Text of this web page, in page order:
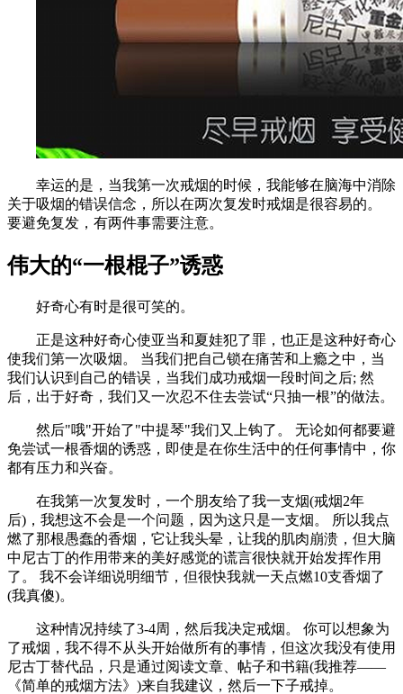
幸运的是，当我第一次戒烟的时候，我能够在脑海中消除
关于吸烟的错误信念，所以在两次复发时戒烟是很容易的。
要避免复发，有两件事需要注意。
伟大的“一根棍子”诱惑
好奇心有时是很可笑的。
正是这种好奇心使亚当和夏娃犯了罪，也正是这种好奇心
使我们第一次吸烟。 当我们把自己锁在痛苦和上瘾之中，当
我们认识到自己的错误，当我们成功戒烟一段时间之后; 然
后，出于好奇，我们又一次忍不住去尝试“只抽一根”的做法。
然后"哦"开始了"中提琴"我们又上钩了。 无论如何都要避
免尝试一根香烟的诱惑，即使是在你生活中的任何事情中，你
都有压力和兴奋。
在我第一次复发时，一个朋友给了我一支烟(戒烟2年
后)，我想这不会是一个问题，因为这只是一支烟。 所以我点
燃了那根愚蠢的香烟，它让我头晕，让我的肌肉崩溃，但大脑
中尼古丁的作用带来的美好感觉的谎言很快就开始发挥作用
了。 我不会详细说明细节，但很快我就一天点燃10支香烟了
(我真傻)。
这种情况持续了3-4周，然后我决定戒烟。 你可以想象为
了戒烟，我不得不从头开始做所有的事情，但这次我没有使用
尼古丁替代品，只是通过阅读文章、帖子和书籍(我推荐——
《简单的戒烟方法》)来自我建议，然后一下子戒掉。